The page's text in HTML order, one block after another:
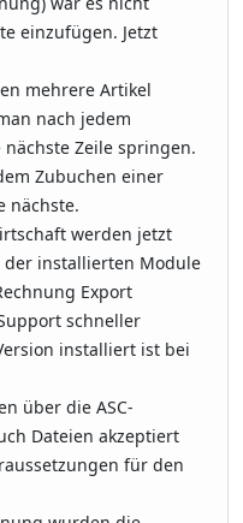
einzufügen. Jetzt
mehrere Artikel
nach jedem
Zeile springen.
Zubuchen einer
nächste.
werden jetzt
der installierten Module
Export
schneller
installiert ist bei
über die ASC-
Dateien akzeptiert
für den